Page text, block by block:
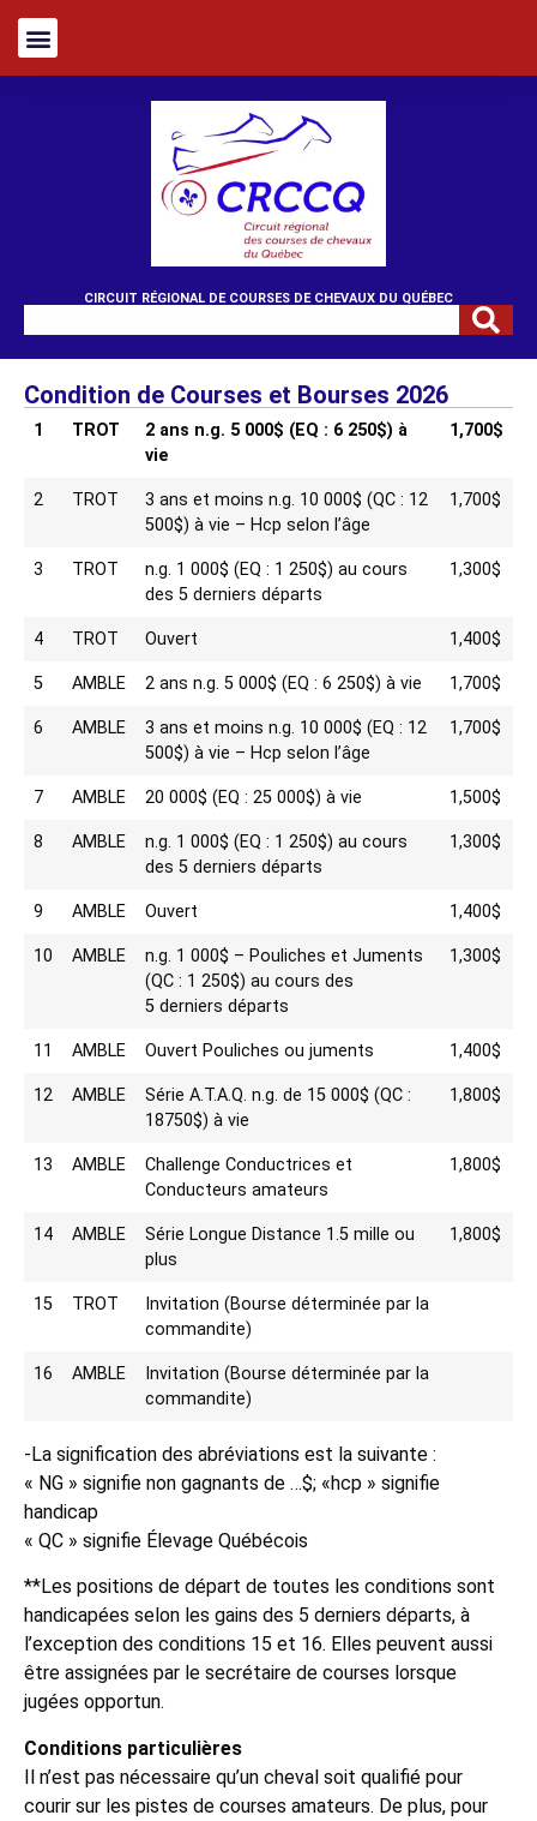
CIRCUIT RÉGIONAL DE COURSES DE CHEVAUX DU QUÉBEC
Condition de Courses et Bourses 2026
1 TROT
2 ans n.g. 5 000$ (EQ : 6 250$) à
vie
1,700$
2 TROT
3 ans et moins n.g. 10 000$ (QC : 12
500$) à vie – Hcp selon l’âge
1,700$
3 TROT
n.g. 1 000$ (EQ : 1 250$) au cours
des 5 derniers départs
1,300$
4 TROT Ouvert 1,400$
5 AMBLE 2 ans n.g. 5 000$ (EQ : 6 250$) à vie 1,700$
6 AMBLE
3 ans et moins n.g. 10 000$ (EQ : 12
500$) à vie – Hcp selon l’âge
1,700$
7 AMBLE 20 000$ (EQ : 25 000$) à vie 1,500$
8 AMBLE
n.g. 1 000$ (EQ : 1 250$) au cours
des 5 derniers départs
1,300$
9 AMBLE Ouvert 1,400$
10 AMBLE
n.g. 1 000$ – Pouliches et Juments
(QC : 1 250$) au cours des
5 derniers départs
1,300$
11 AMBLE Ouvert Pouliches ou juments 1,400$
12 AMBLE
Série A.T.A.Q. n.g. de 15 000$ (QC :
18750$) à vie
1,800$
13 AMBLE
Challenge Conductrices et
Conducteurs amateurs
1,800$
14 AMBLE
Série Longue Distance 1.5 mille ou
plus
1,800$
15 TROT
Invitation (Bourse déterminée par la
commandite)
16 AMBLE
Invitation (Bourse déterminée par la
commandite)
-La signification des abréviations est la suivante :
« NG » signifie non gagnants de …$; «hcp » signifie
handicap
« QC » signifie Élevage Québécois
**Les positions de départ de toutes les conditions sont
handicapées selon les gains des 5 derniers départs, à
l’exception des conditions 15 et 16. Elles peuvent aussi
être assignées par le secrétaire de courses lorsque
jugées opportun.
Conditions particulières
Il n’est pas nécessaire qu’un cheval soit qualifié pour
courir sur les pistes de courses amateurs. De plus, pour